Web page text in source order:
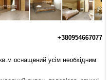
+380954667077
оснащений усім необхідним